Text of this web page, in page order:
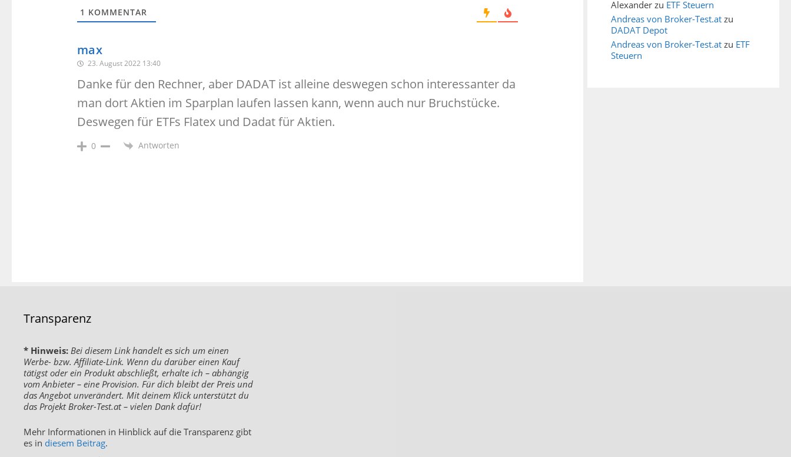
1 KOMMENTAR
max
23. August 2022 13:40
Danke für den Rechner, aber DADAT ist alleine deswegen schon interessanter da
man dort Aktien im Sparplan laufen lassen kann, wenn auch nur Bruchstücke.
Deswegen für ETFs Flatex und Dadat für Aktien.
0 Antworten
Alexander zu ETF Steuern
Andreas von Broker-Test.at zu
DADAT Depot
Andreas von Broker-Test.at zu ETF
Steuern
Transparenz
* Hinweis: Bei diesem Link handelt es sich um einen
Werbe- bzw. Affiliate-Link. Wenn du darüber einen Kauf
tätigst oder ein Produkt abschließt, erhalte ich – abhängig
vom Anbieter – eine Provision. Für dich bleibt der Preis und
das Angebot unverändert. Mit deinem Klick unterstützt du
das Projekt Broker-Test.at – vielen Dank dafür!
Mehr Informationen in Hinblick auf die Transparenz gibt
es in diesem Beitrag.